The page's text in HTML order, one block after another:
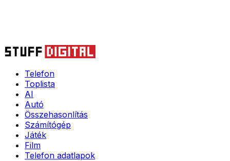
Telefon
Toplista
AI
Autó
Összehasonlítás
Számítógép
Játék
Film
Telefon adatlapok